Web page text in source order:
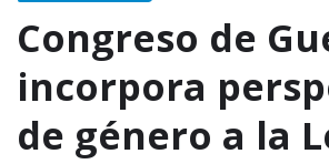
Congreso de
incorpora
de género a la